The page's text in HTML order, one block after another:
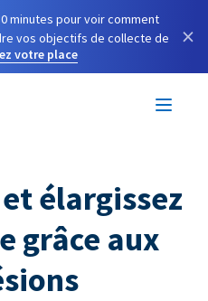
minutes pour voir comment
vos objectifs de collecte de
votre place
×
élargissez
grâce aux